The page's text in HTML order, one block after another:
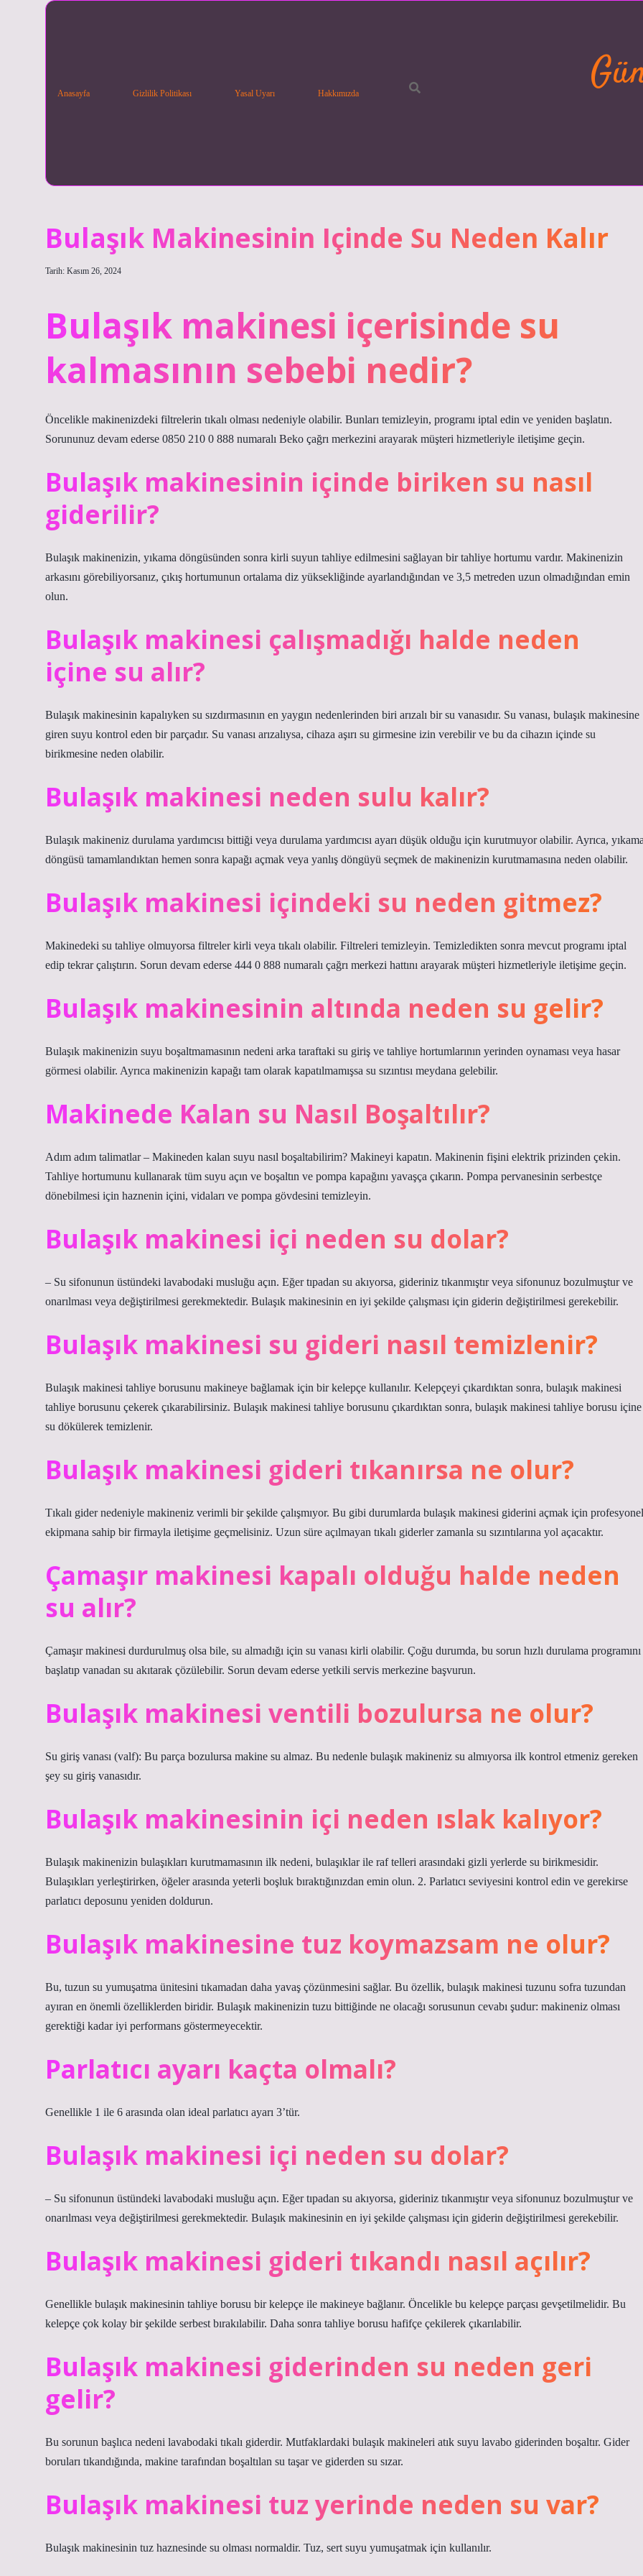
Anasayfa Gizlilik Politikası Yasal Uyarı Hakkımızda
Bulaşık Makinesinin Içinde Su Neden Kalır
Tarih: Kasım 26, 2024
Bulaşık makinesi içerisinde su
kalmasının sebebi nedir?
Öncelikle makinenizdeki filtrelerin tıkalı olması nedeniyle olabilir. Bunları temizleyin, programı iptal edin ve yeniden başlatın.
Sorununuz devam ederse 0850 210 0 888 numaralı Beko çağrı merkezini arayarak müşteri hizmetleriyle iletişime geçin.
Bulaşık makinesinin içinde biriken su nasıl
giderilir?
Bulaşık makinenizin, yıkama döngüsünden sonra kirli suyun tahliye edilmesini sağlayan bir tahliye hortumu vardır. Makinenizin
arkasını görebiliyorsanız, çıkış hortumunun ortalama diz yüksekliğinde ayarlandığından ve 3,5 metreden uzun olmadığından emin
olun.
Bulaşık makinesi çalışmadığı halde neden
içine su alır?
Bulaşık makinesinin kapalıyken su sızdırmasının en yaygın nedenlerinden biri arızalı bir su vanasıdır. Su vanası, bulaşık makinesine
giren suyu kontrol eden bir parçadır. Su vanası arızalıysa, cihaza aşırı su girmesine izin verebilir ve bu da cihazın içinde su
birikmesine neden olabilir.
Bulaşık makinesi neden sulu kalır?
Bulaşık makineniz durulama yardımcısı bittiği veya durulama yardımcısı ayarı düşük olduğu için kurutmuyor olabilir. Ayrıca,
döngüsü tamamlandıktan hemen sonra kapağı açmak veya yanlış döngüyü seçmek de makinenizin kurutmamasına neden olabilir.
Bulaşık makinesi içindeki su neden gitmez?
Makinedeki su tahliye olmuyorsa filtreler kirli veya tıkalı olabilir. Filtreleri temizleyin. Temizledikten sonra mevcut programı iptal
edip tekrar çalıştırın. Sorun devam ederse 444 0 888 numaralı çağrı merkezi hattını arayarak müşteri hizmetleriyle iletişime geçin.
Bulaşık makinesinin altında neden su gelir?
Bulaşık makinenizin suyu boşaltmamasının nedeni arka taraftaki su giriş ve tahliye hortumlarının yerinden oynaması veya hasar
görmesi olabilir. Ayrıca makinenizin kapağı tam olarak kapatılmamışsa su sızıntısı meydana gelebilir.
Makinede Kalan su Nasıl Boşaltılır?
Adım adım talimatlar – Makineden kalan suyu nasıl boşaltabilirim? Makineyi kapatın. Makinenin fişini elektrik prizinden çekin.
Tahliye hortumunu kullanarak tüm suyu açın ve boşaltın ve pompa kapağını yavaşça çıkarın. Pompa pervanesinin serbestçe
dönebilmesi için haznenin içini, vidaları ve pompa gövdesini temizleyin.
Bulaşık makinesi içi neden su dolar?
– Su sifonunun üstündeki lavabodaki musluğu açın. Eğer tıpadan su akıyorsa, gideriniz tıkanmıştır veya sifonunuz bozulmuştur ve
onarılması veya değiştirilmesi gerekmektedir. Bulaşık makinesinin en iyi şekilde çalışması için giderin değiştirilmesi gerekebilir.
Bulaşık makinesi su gideri nasıl temizlenir?
Bulaşık makinesi tahliye borusunu makineye bağlamak için bir kelepçe kullanılır. Kelepçeyi çıkardıktan sonra, bulaşık makinesi
tahliye borusunu çekerek çıkarabilirsiniz. Bulaşık makinesi tahliye borusunu çıkardıktan sonra, bulaşık makinesi tahliye borusu içine
su dökülerek temizlenir.
Bulaşık makinesi gideri tıkanırsa ne olur?
Tıkalı gider nedeniyle makineniz verimli bir şekilde çalışmıyor. Bu gibi durumlarda bulaşık makinesi giderini açmak için profesyonel
ekipmana sahip bir firmayla iletişime geçmelisiniz. Uzun süre açılmayan tıkalı giderler zamanla su sızıntılarına yol açacaktır.
Çamaşır makinesi kapalı olduğu halde neden
su alır?
Çamaşır makinesi durdurulmuş olsa bile, su almadığı için su vanası kirli olabilir. Çoğu durumda, bu sorun hızlı durulama programını
başlatıp vanadan su akıtarak çözülebilir. Sorun devam ederse yetkili servis merkezine başvurun.
Bulaşık makinesi ventili bozulursa ne olur?
Su giriş vanası (valf): Bu parça bozulursa makine su almaz. Bu nedenle bulaşık makineniz su almıyorsa ilk kontrol etmeniz gereken
şey su giriş vanasıdır.
Bulaşık makinesinin içi neden ıslak kalıyor?
Bulaşık makinenizin bulaşıkları kurutmamasının ilk nedeni, bulaşıklar ile raf telleri arasındaki gizli yerlerde su birikmesidir.
Bulaşıkları yerleştirirken, öğeler arasında yeterli boşluk bıraktığınızdan emin olun. 2. Parlatıcı seviyesini kontrol edin ve gerekirse
parlatıcı deposunu yeniden doldurun.
Bulaşık makinesine tuz koymazsam ne olur?
Bu, tuzun su yumuşatma ünitesini tıkamadan daha yavaş çözünmesini sağlar. Bu özellik, bulaşık makinesi tuzunu sofra tuzundan
ayıran en önemli özelliklerden biridir. Bulaşık makinenizin tuzu bittiğinde ne olacağı sorusunun cevabı şudur: makineniz olması
gerektiği kadar iyi performans göstermeyecektir.
Parlatıcı ayarı kaçta olmalı?
Genellikle 1 ile 6 arasında olan ideal parlatıcı ayarı 3’tür.
Bulaşık makinesi içi neden su dolar?
– Su sifonunun üstündeki lavabodaki musluğu açın. Eğer tıpadan su akıyorsa, gideriniz tıkanmıştır veya sifonunuz bozulmuştur ve
onarılması veya değiştirilmesi gerekmektedir. Bulaşık makinesinin en iyi şekilde çalışması için giderin değiştirilmesi gerekebilir.
Bulaşık makinesi gideri tıkandı nasıl açılır?
Genellikle bulaşık makinesinin tahliye borusu bir kelepçe ile makineye bağlanır. Öncelikle bu kelepçe parçası gevşetilmelidir. Bu
kelepçe çok kolay bir şekilde serbest bırakılabilir. Daha sonra tahliye borusu hafifçe çekilerek çıkarılabilir.
Bulaşık makinesi giderinden su neden geri
gelir?
Bu sorunun başlıca nedeni lavabodaki tıkalı giderdir. Mutfaklardaki bulaşık makineleri atık suyu lavabo giderinden boşaltır. Gider
boruları tıkandığında, makine tarafından boşaltılan su taşar ve giderden su sızar.
Bulaşık makinesi tuz yerinde neden su var?
Bulaşık makinesinin tuz haznesinde su olması normaldir. Tuz, sert suyu yumuşatmak için kullanılır.